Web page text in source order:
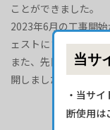
ことができました。
2023年6月の工事開
ェストにまとめまし
また、先日行いまし
開しましたので、是
当サ
・当サ
断使用は